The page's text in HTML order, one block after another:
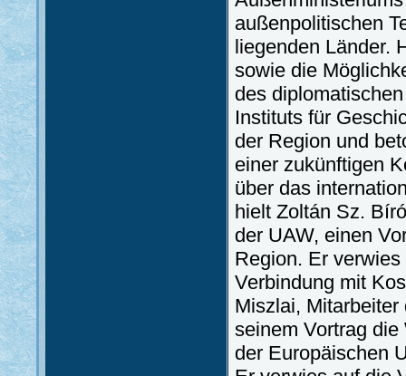
außenpolitischen
liegenden Länder.
sowie die
des
Instituts für
der Region und
einer zukünftigen
über das
hielt Zoltán Sz.
der UAW, einen
Region. Er
Verbindung mit
Miszlai,
seinem Vortrag
der Europäischen